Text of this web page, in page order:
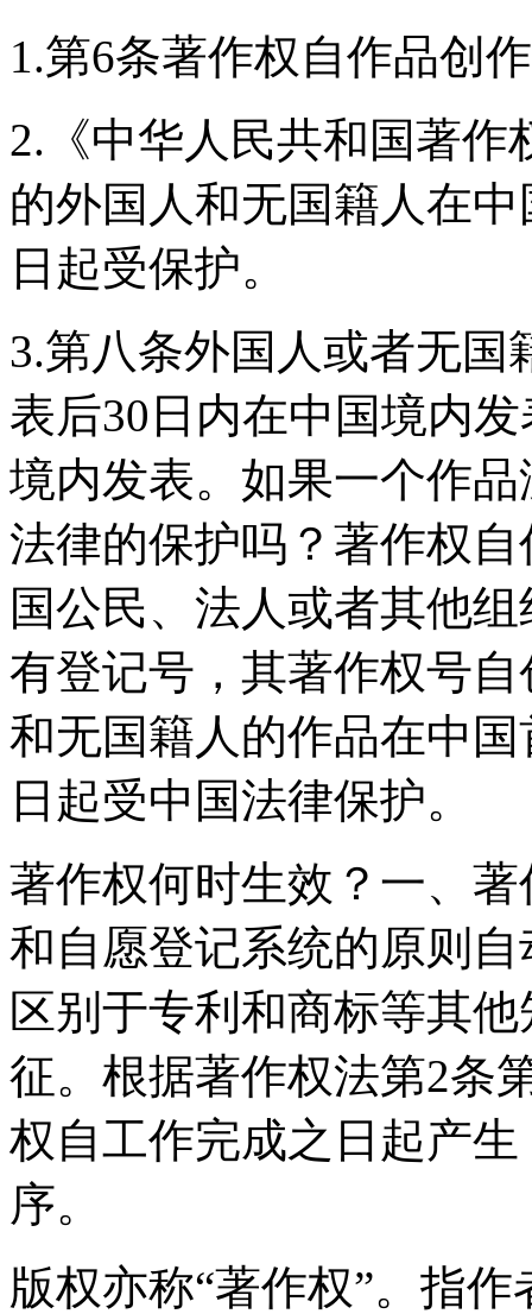
1.第6条著作权自作品创
2.《中华人民共和国著
的外国人和无国籍人在
日起受保护。
3.第八条外国人或者无
表后30日内在中国境内
境内发表。如果一个作
法律的保护吗？著作权
国公民、法人或者其他
有登记号，其著作权号
和无国籍人的作品在中
日起受中国法律保护。
著作权何时生效？一、
和自愿登记系统的原则
区别于专利和商标等其
征。根据著作权法第2条
权自工作完成之日起产
序。
版权亦称“著作权”。指